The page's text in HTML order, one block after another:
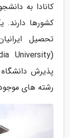
کانادا به
کشورها دارند.
تحصیل
رشته های